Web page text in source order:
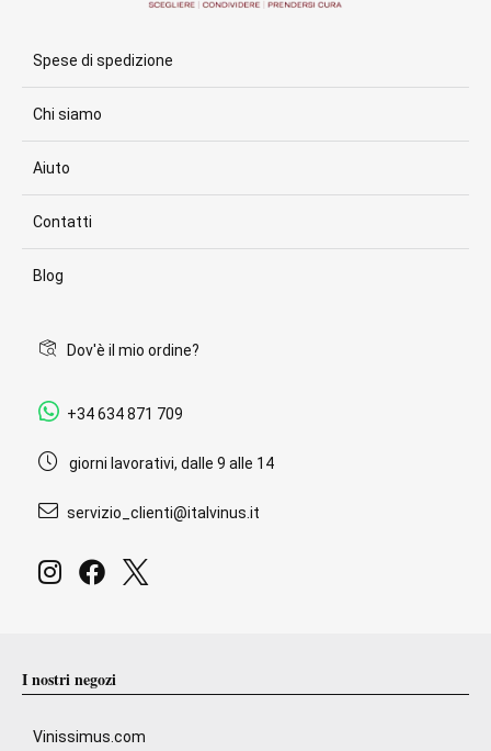
Spese di spedizione
Chi siamo
Aiuto
Contatti
Blog
Dov'è il mio ordine?
+34 634 871 709
giorni lavorativi, dalle 9 alle 14
servizio_clienti@italvinus.it
I nostri negozi
Vinissimus.com